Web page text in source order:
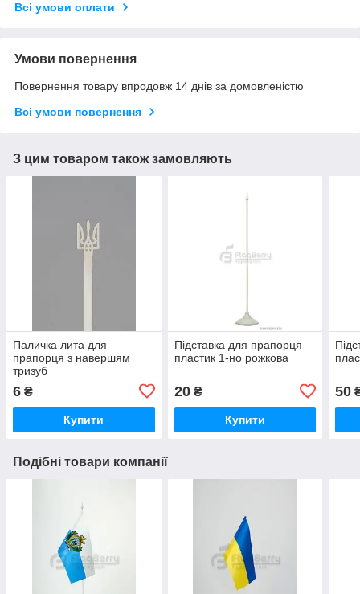
Всі умови оплати
Умови повернення
Повернення товару впродовж 14 днів за домовленістю
Всі умови повернення
З цим товаром також замовляють
Паличка лита для
прапорця з навершям
тризуб
6 ₴
Купити
Підставка для прапорця
пластик 1-но рожкова
20₴
Купити
50
Подібні товари компанії